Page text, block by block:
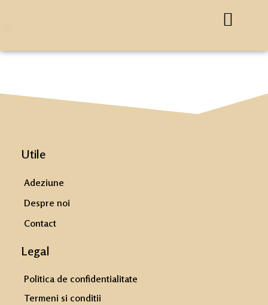
Utile
Adeziune
Despre noi
Contact
Legal
Politica de confidentialitate
Termeni si conditii